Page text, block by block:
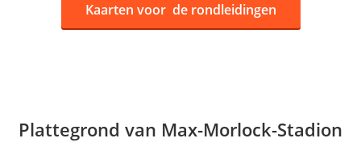
Kaarten voor de rondleidingen
Plattegrond van Max-Morlock-Stadion